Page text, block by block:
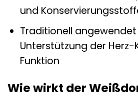
und
Traditionell angewendet
Unterstützung der Herz-
Funktion
Wie wirkt der